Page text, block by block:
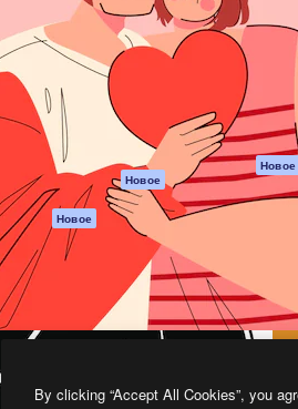
изображений ИИ
Генератор видео
ИИ
Генератор голоса
на основе ИИ
Стоковый контент
MCP для
Claude/ChatGPT
Новое
Агенты Новое
API
Мобильное
приложение
Все инструменты
Служба
поддержки
Условия и
положения
Политика
Оригиналы Новое
Политика
cookie
Партнеры
Предприятие
By clicking “Accept All Cookies”, you